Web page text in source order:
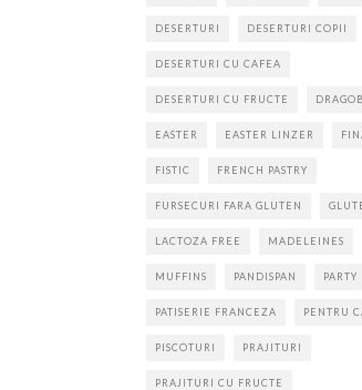
DESERTURI DESERTURI COPII
DESERTURI CU CAFEA
DESERTURI CU FRUCTE
EASTER EASTER LINZER
FISTIC FRENCH PASTRY
FURSECURI FARA GLUTEN
LACTOZA FREE MADELEINES
MUFFINS PANDISPAN PARTY
PATISERIE FRANCEZA PENTRU
PISCOTURI PRAJITURI
PRAJITURI CU FRUCTE